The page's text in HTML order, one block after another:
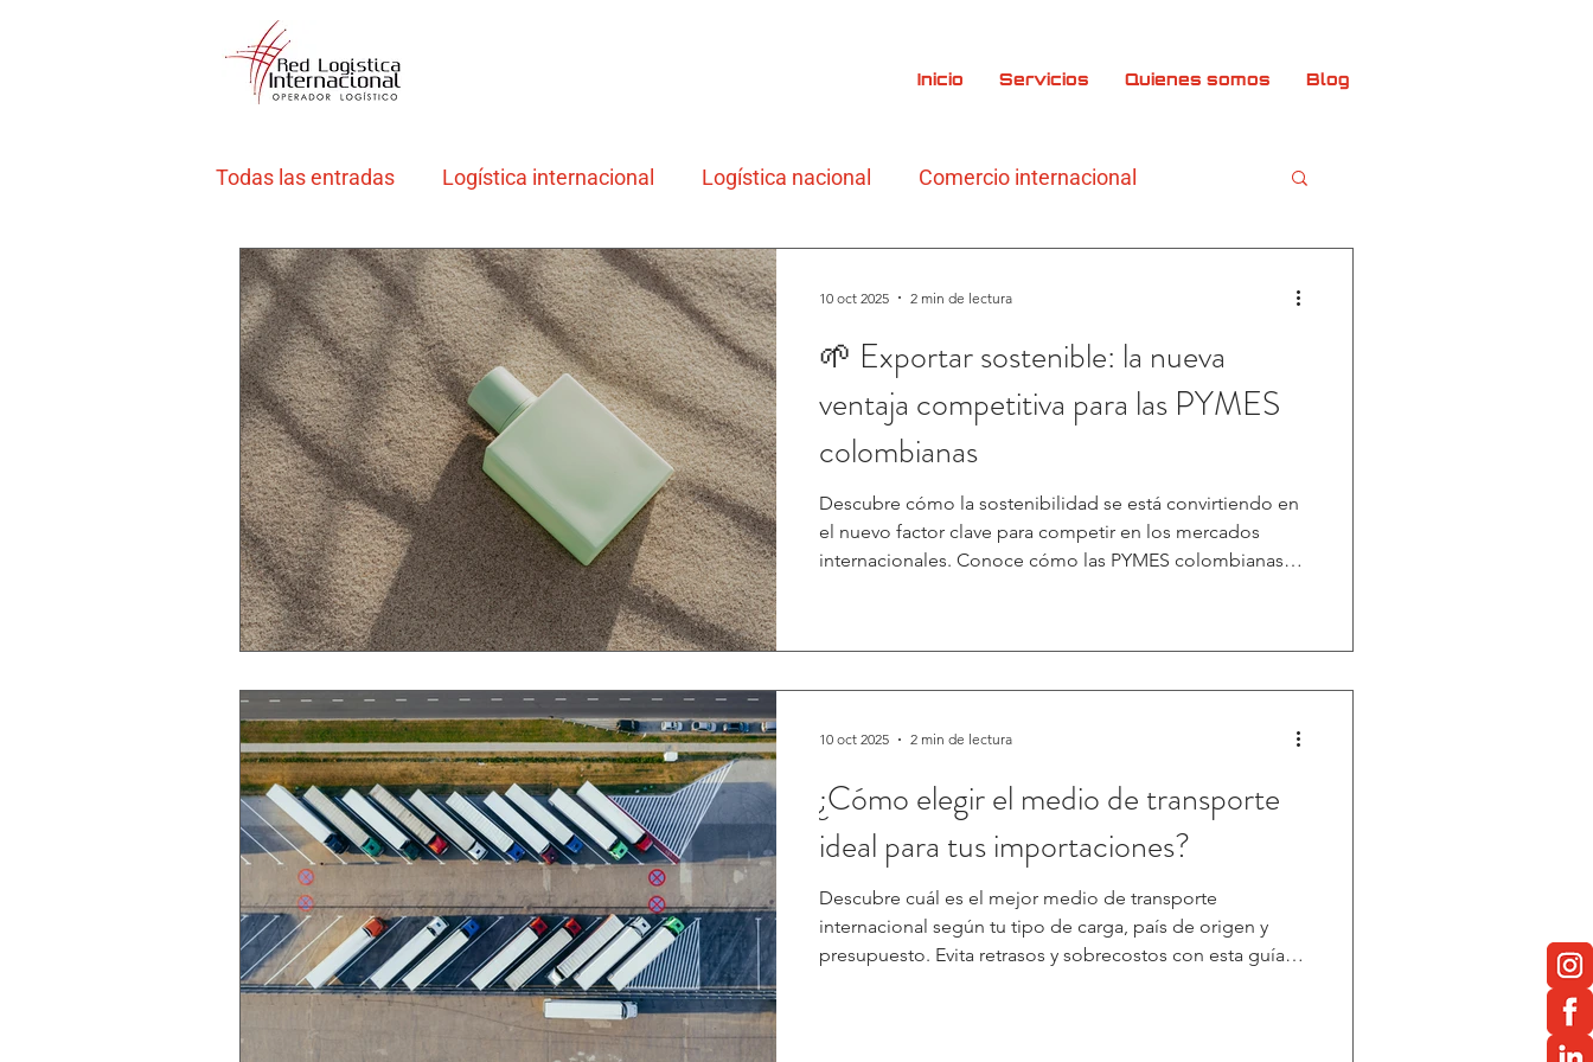
Inicio Servicios Quienes somos Blog
Todas las entradas Logística internacional Logística nacional Comercio internacional
Emprendimientos y PYMES
🌱 Exportar sostenible: la nueva
ventaja competitiva para las PYMES
colombianas
Descubre cómo la sostenibilidad se está convirtiendo en
el nuevo factor clave para competir en los mercados
internacionales. Conoce cómo las PYMES colombianas
10 oct 2025 2 min de lectura
¿Cómo elegir el medio de transporte
ideal para tus importaciones?
Descubre cuál es el mejor medio de transporte
internacional según tu tipo de carga, país de origen y
presupuesto. Evita retrasos y sobrecostos con esta guía
10 oct 2025 2 min de lectura